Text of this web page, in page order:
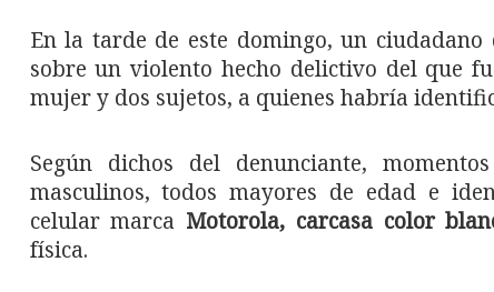
En la tarde de este domingo, un
sobre un violento hecho delictivo del que
mujer y dos sujetos, a quienes habría
Según dichos del denunciante,
masculinos, todos mayores de edad e
celular marca Motorola, carcasa color
física.